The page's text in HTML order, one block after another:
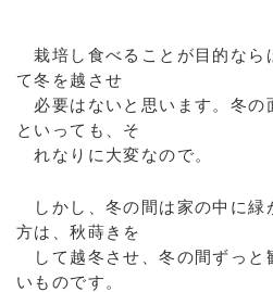
栽培し食べることが目的なら
て冬を越させ
必要はないと思います。冬の
といっても、そ
れなりに大変なので。
しかし、冬の間は家の中に緑
方は、秋蒔きを
して越冬させ、冬の間ずっと
いものです。